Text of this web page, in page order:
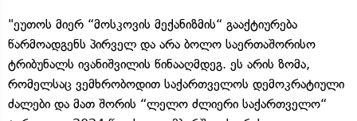
"ეუთოს მიერ “მოსკოვის მექანიზმის“ გააქტიურება
წარმოადგენს პირველ და არა ბოლო საერთაშორისო
ტრიბუნალს ივანიშვილის წინააღმდეგ. ეს არის ზომა,
რომელსაც ვემხრობოდით საქართველოს დემოკრატიული
ძალები და მათ შორის “ლელო ძლიერი საქართველო“